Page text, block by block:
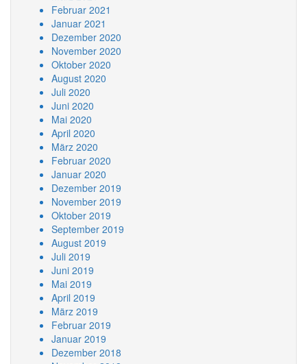
Februar 2021
Januar 2021
Dezember 2020
November 2020
Oktober 2020
August 2020
Juli 2020
Juni 2020
Mai 2020
April 2020
März 2020
Februar 2020
Januar 2020
Dezember 2019
November 2019
Oktober 2019
September 2019
August 2019
Juli 2019
Juni 2019
Mai 2019
April 2019
März 2019
Februar 2019
Januar 2019
Dezember 2018